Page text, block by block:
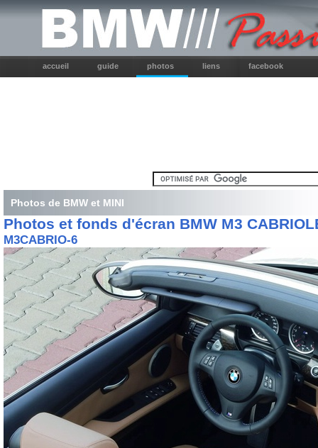
accueil guide photos liens facebook
Photos de BMW et MINI
Photos et fonds d'écran BMW M3
M3CABRIO-6